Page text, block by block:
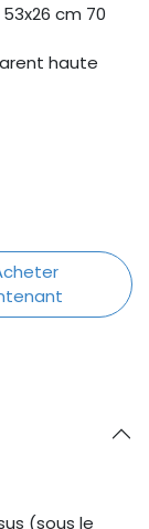
cm 70
haute
(sous le